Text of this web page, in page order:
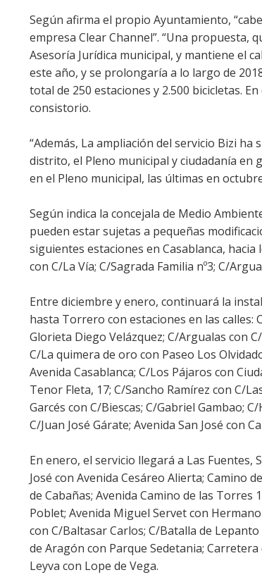
Según afirma el propio Ayuntamiento,
empresa Clear Channel”. “Una
Asesoría Jurídica municipal, y mantiene el
este año, y se prolongaría a lo largo de
total de 250 estaciones y 2.500 bicicletas.
consistorio.
“Además, La ampliación del servicio Bizi
distrito, el Pleno municipal y ciudadanía en
en el Pleno municipal, las últimas en
Según indica la concejala de Medio
pueden estar sujetas a pequeñas
siguientes estaciones en Casablanca,
con C/La Vía; C/Sagrada Familia nº3; C/
Entre diciembre y enero, continuará la
hasta Torrero con estaciones en las calles:
Glorieta Diego Velázquez; C/Argualas con
C/La quimera de oro con Paseo Los
Avenida Casablanca; C/Los Pájaros con
Tenor Fleta, 17; C/Sancho Ramírez con C/
Garcés con C/Biescas; C/Gabriel Gambao;
C/Juan José Gárate; Avenida San José con
En enero, el servicio llegará a Las Fuentes,
José con Avenida Cesáreo Alierta; Camino
de Cabañas; Avenida Camino de las
Poblet; Avenida Miguel Servet con
con C/Baltasar Carlos; C/Batalla de
de Aragón con Parque Sedetania;
Leyva con Lope de Vega.